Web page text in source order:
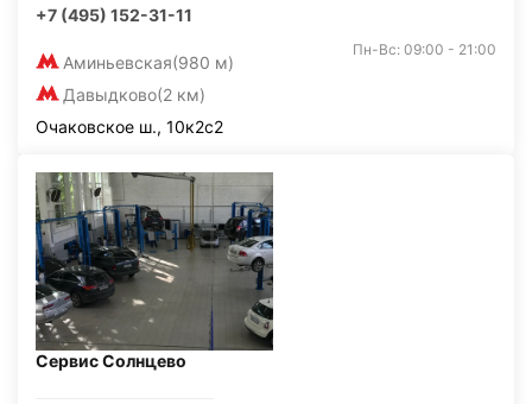
+7 (495) 152-31-11
Аминьевская(980 м)
Давыдково(2 км)
Пн-Вс: 09:00 - 21:00
Очаковское ш., 10к2с2
Сервис Солнцево